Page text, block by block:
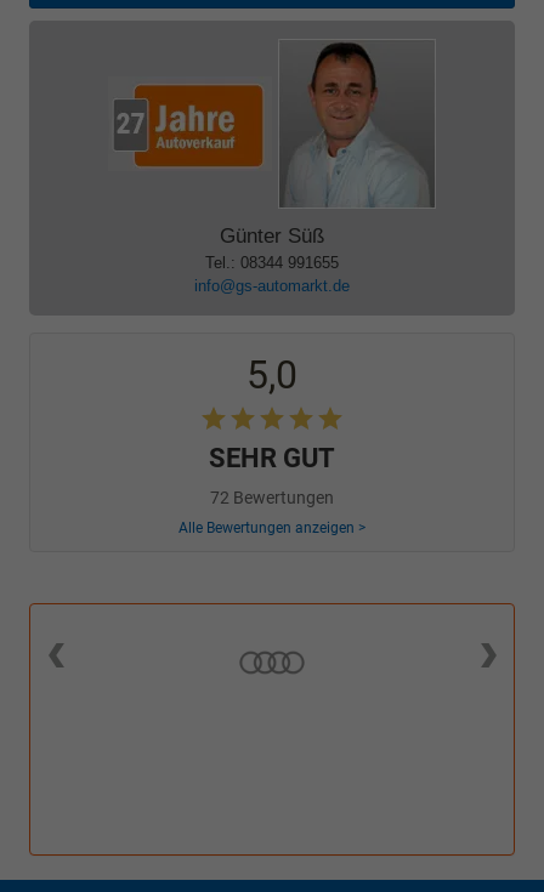
Günter Süß
Tel.: 08344 991655
info@gs-automarkt.de
5,0
SEHR GUT
72 Bewertungen
Alle Bewertungen anzeigen >